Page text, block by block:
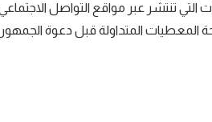
تنتشر عبر مواقع التواصل
المتداولة قبل دعوة الجمهور